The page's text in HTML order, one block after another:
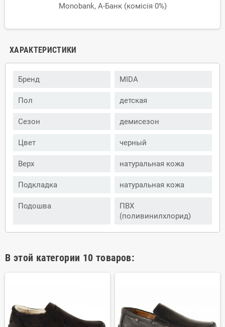
Monobank, А-Банк (комісія 0%)
ХАРАКТЕРИСТИКИ
Бренд MIDA
Пол детская
Сезон демисезон
Цвет черный
Верх натуральная кожа
Подкладка натуральная кожа
Подошва
ПВХ
(поливинилхлорид)
В этой категории 10 товаров: